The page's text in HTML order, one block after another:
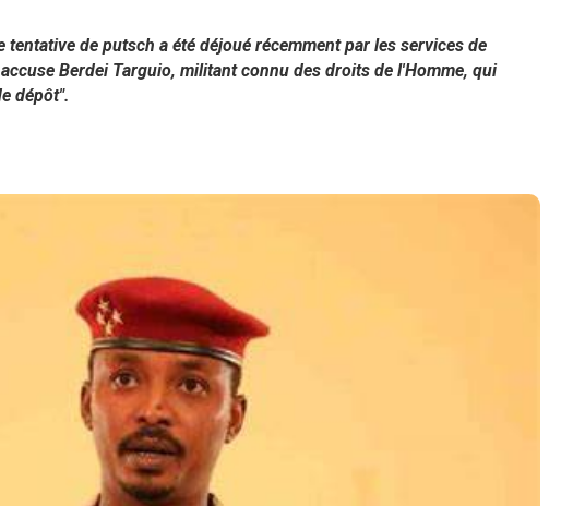
de putsch a été déjoué récemment par les services de
Berdei Targuio, militant connu des droits de l'Homme, qui
dépôt".